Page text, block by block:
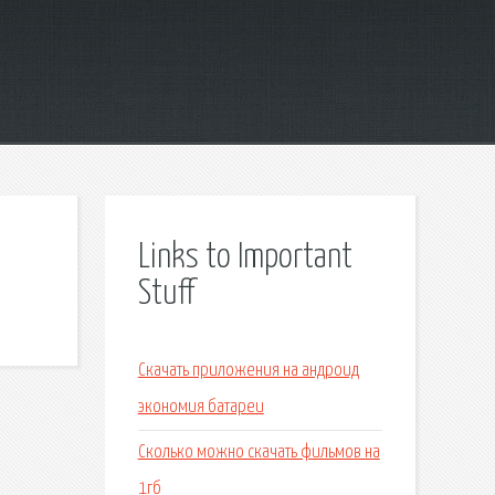
Links to Important
Stuff
Скачать приложения на андроид
экономия батареи
Сколько можно скачать фильмов на
1гб